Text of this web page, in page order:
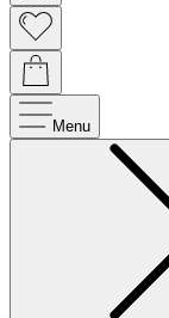
Menu